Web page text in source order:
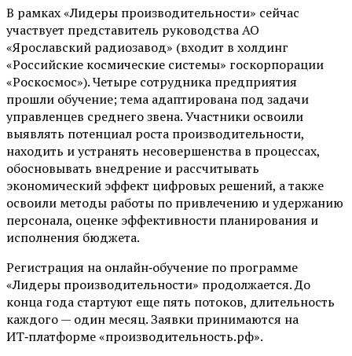
В рамках «Лидеры производительности» сейчас
участвует представитель руководства АО
«Ярославский радиозавод» (входит в холдинг
«Российские космические системы» госкорпорации
«Роскосмос»). Четыре сотрудника предприятия
прошли обучение; тема адаптирована под задачи
управленцев среднего звена. Участники освоили
выявлять потенциал роста производительности,
находить и устранять несовершенства в процессах,
обосновывать внедрение и рассчитывать
экономический эффект цифровых решений, а также
освоили методы работы по привлечению и удержанию
персонала, оценке эффективности планирования и
исполнения бюджета.
Регистрация на онлайн‑обучение по программе
«Лидеры производительности» продолжается. До
конца года стартуют еще пять потоков, длительность
каждого — один месяц. Заявки принимаются на
ИТ‑платформе «производительность.рф».